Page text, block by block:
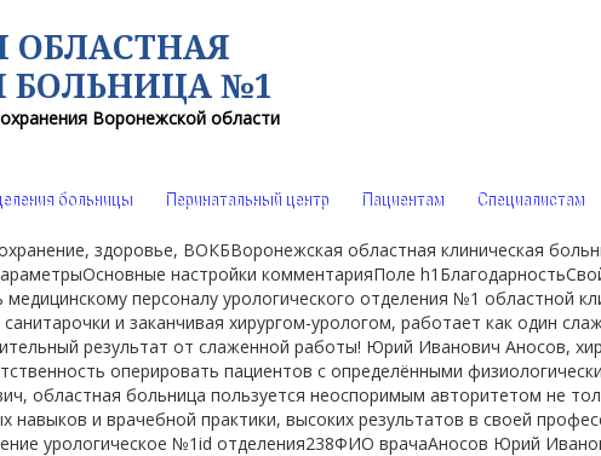
ОБЛАСТНАЯ
БОЛЬНИЦА №1
Воронежской области
больницы Перинатальный центр Пациентам Специалистам
здоровье, ВОКБВоронежская областная клиническая
настройки комментарияПоле
персоналу урологического отделения №1 областной
и заканчивая хирургом-урологом, работает как один
результат от слаженной работы! Юрий Иванович Аносов,
оперировать пациентов с определёнными
областная больница пользуется неоспоримым авторитетом не
и врачебной практики, высоких результатов в своей
урологическое №1id отделения238ФИО врачаАносов Юрий